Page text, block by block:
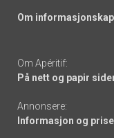
Om
Om Apéritif:
På nett og papir
Annonsere:
Informasjon og